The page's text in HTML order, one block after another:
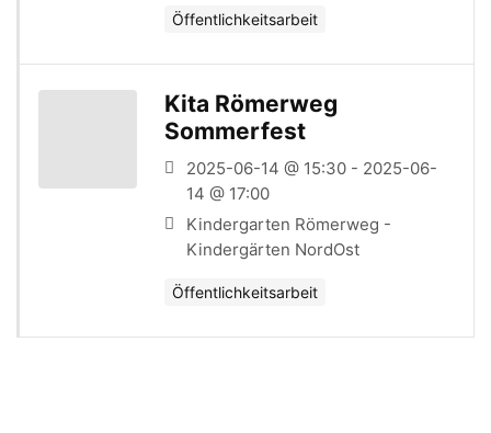
Öffentlichkeitsarbeit
Kita Römerweg
Sommerfest
2025-06-14 @ 15:30 - 2025-06-
14 @ 17:00
Kindergarten Römerweg -
Kindergärten NordOst
Öffentlichkeitsarbeit